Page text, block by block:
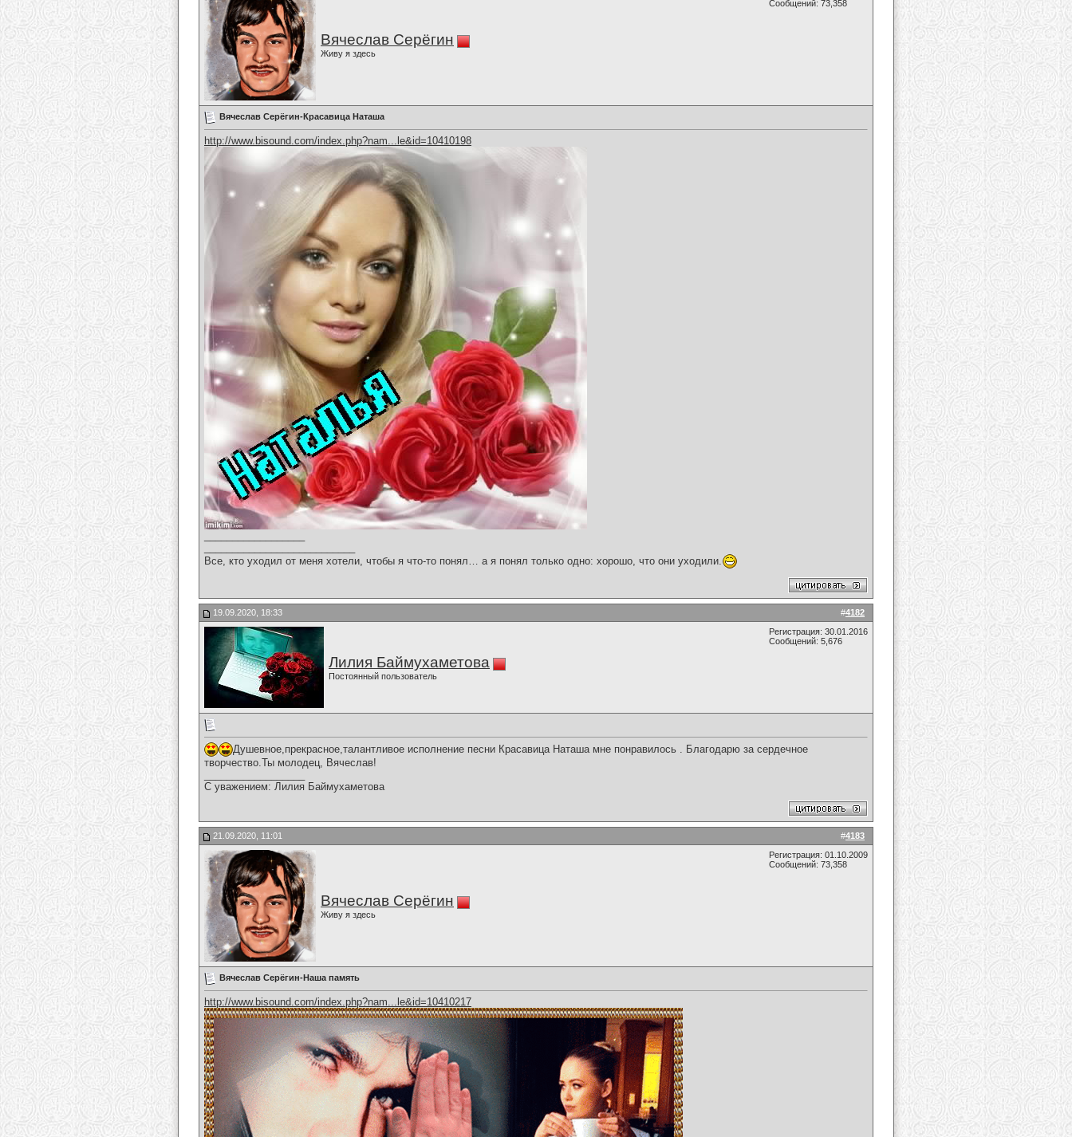
Вячеслав Серёгин
Живу я здесь
Сообщений: 73,358
Вячеслав Серёгин-Красавица Наташа
http://www.bisound.com/index.php?nam...le&id=10410198
Все, кто уходил от меня хотели, чтобы я что-то понял… а я понял только одно: хорошо, что они уходили.
#4182
19.09.2020, 18:33
Лилия Баймухаметова
Постоянный пользователь
Регистрация: 30.01.2016
Сообщений: 5,676
Душевное,прекрасное,талантливое исполнение песни Красавица Наташа мне понравилось . Благодарю за сердечное
творчество.Ты молодец, Вячеслав!
С уважением: Лилия Баймухаметова
#4183
21.09.2020, 11:01
Вячеслав Серёгин
Живу я здесь
Регистрация: 01.10.2009
Сообщений: 73,358
Вячеслав Серёгин-Наша память
http://www.bisound.com/index.php?nam...le&id=10410217